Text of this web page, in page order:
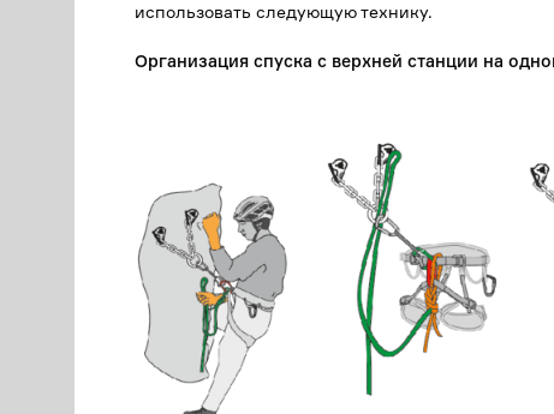
использовать следующую технику.
Организация спуска с верхней станции на